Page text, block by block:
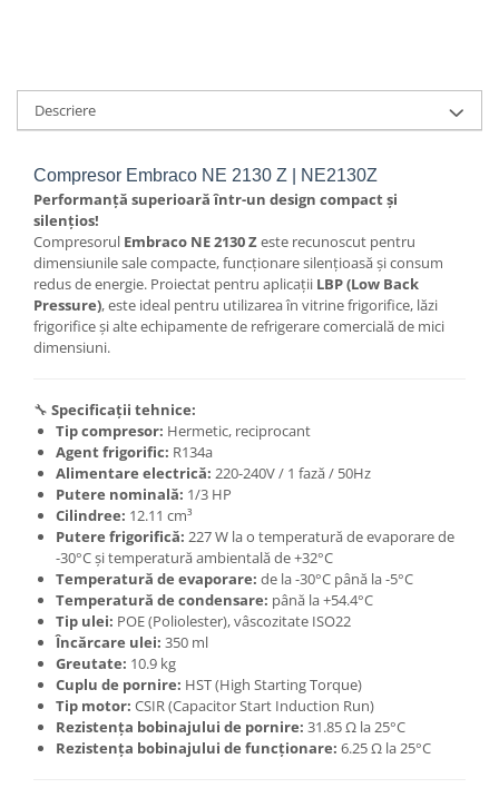
Descriere
Compresor Embraco NE 2130 Z | NE2130Z
Performanță superioară într-un design compact și
silențios!
Compresorul Embraco NE 2130 Zeste recunoscut pentru
dimensiunile sale compacte, funcționare silențioasă și consum
redus de energie. Proiectat pentru aplicații LBP (Low Back
Pressure), este ideal pentru utilizarea în vitrine frigorifice, lăzi
frigorifice și alte echipamente de refrigerare comercială de mici
dimensiuni.
🔧 Specificații tehnice:
Tip compresor: Hermetic, reciprocant
Agent frigorific: R134a
Alimentare electrică: 220-240V / 1 fază / 50Hz
Putere nominală: 1/3 HP
Cilindree: 12.11 cm³
Putere frigorifică: 227 W la o temperatură de evaporare de
-30°C și temperatură ambientală de +32°C
Temperatură de evaporare: de la -30°C până la -5°C
Temperatură de condensare: până la +54.4°C
Tip ulei: POE (Poliolester), vâscozitate ISO22
Încărcare ulei: 350 ml
Greutate: 10.9 kg
Cuplu de pornire: HST (High Starting Torque)
Tip motor: CSIR (Capacitor Start Induction Run)
Rezistența bobinajului de pornire: 31.85 Ω la 25°C
Rezistența bobinajului de funcționare: 6.25 Ω la 25°C